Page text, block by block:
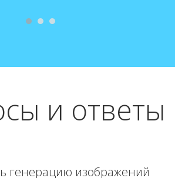
и ответы
генерацию изображений